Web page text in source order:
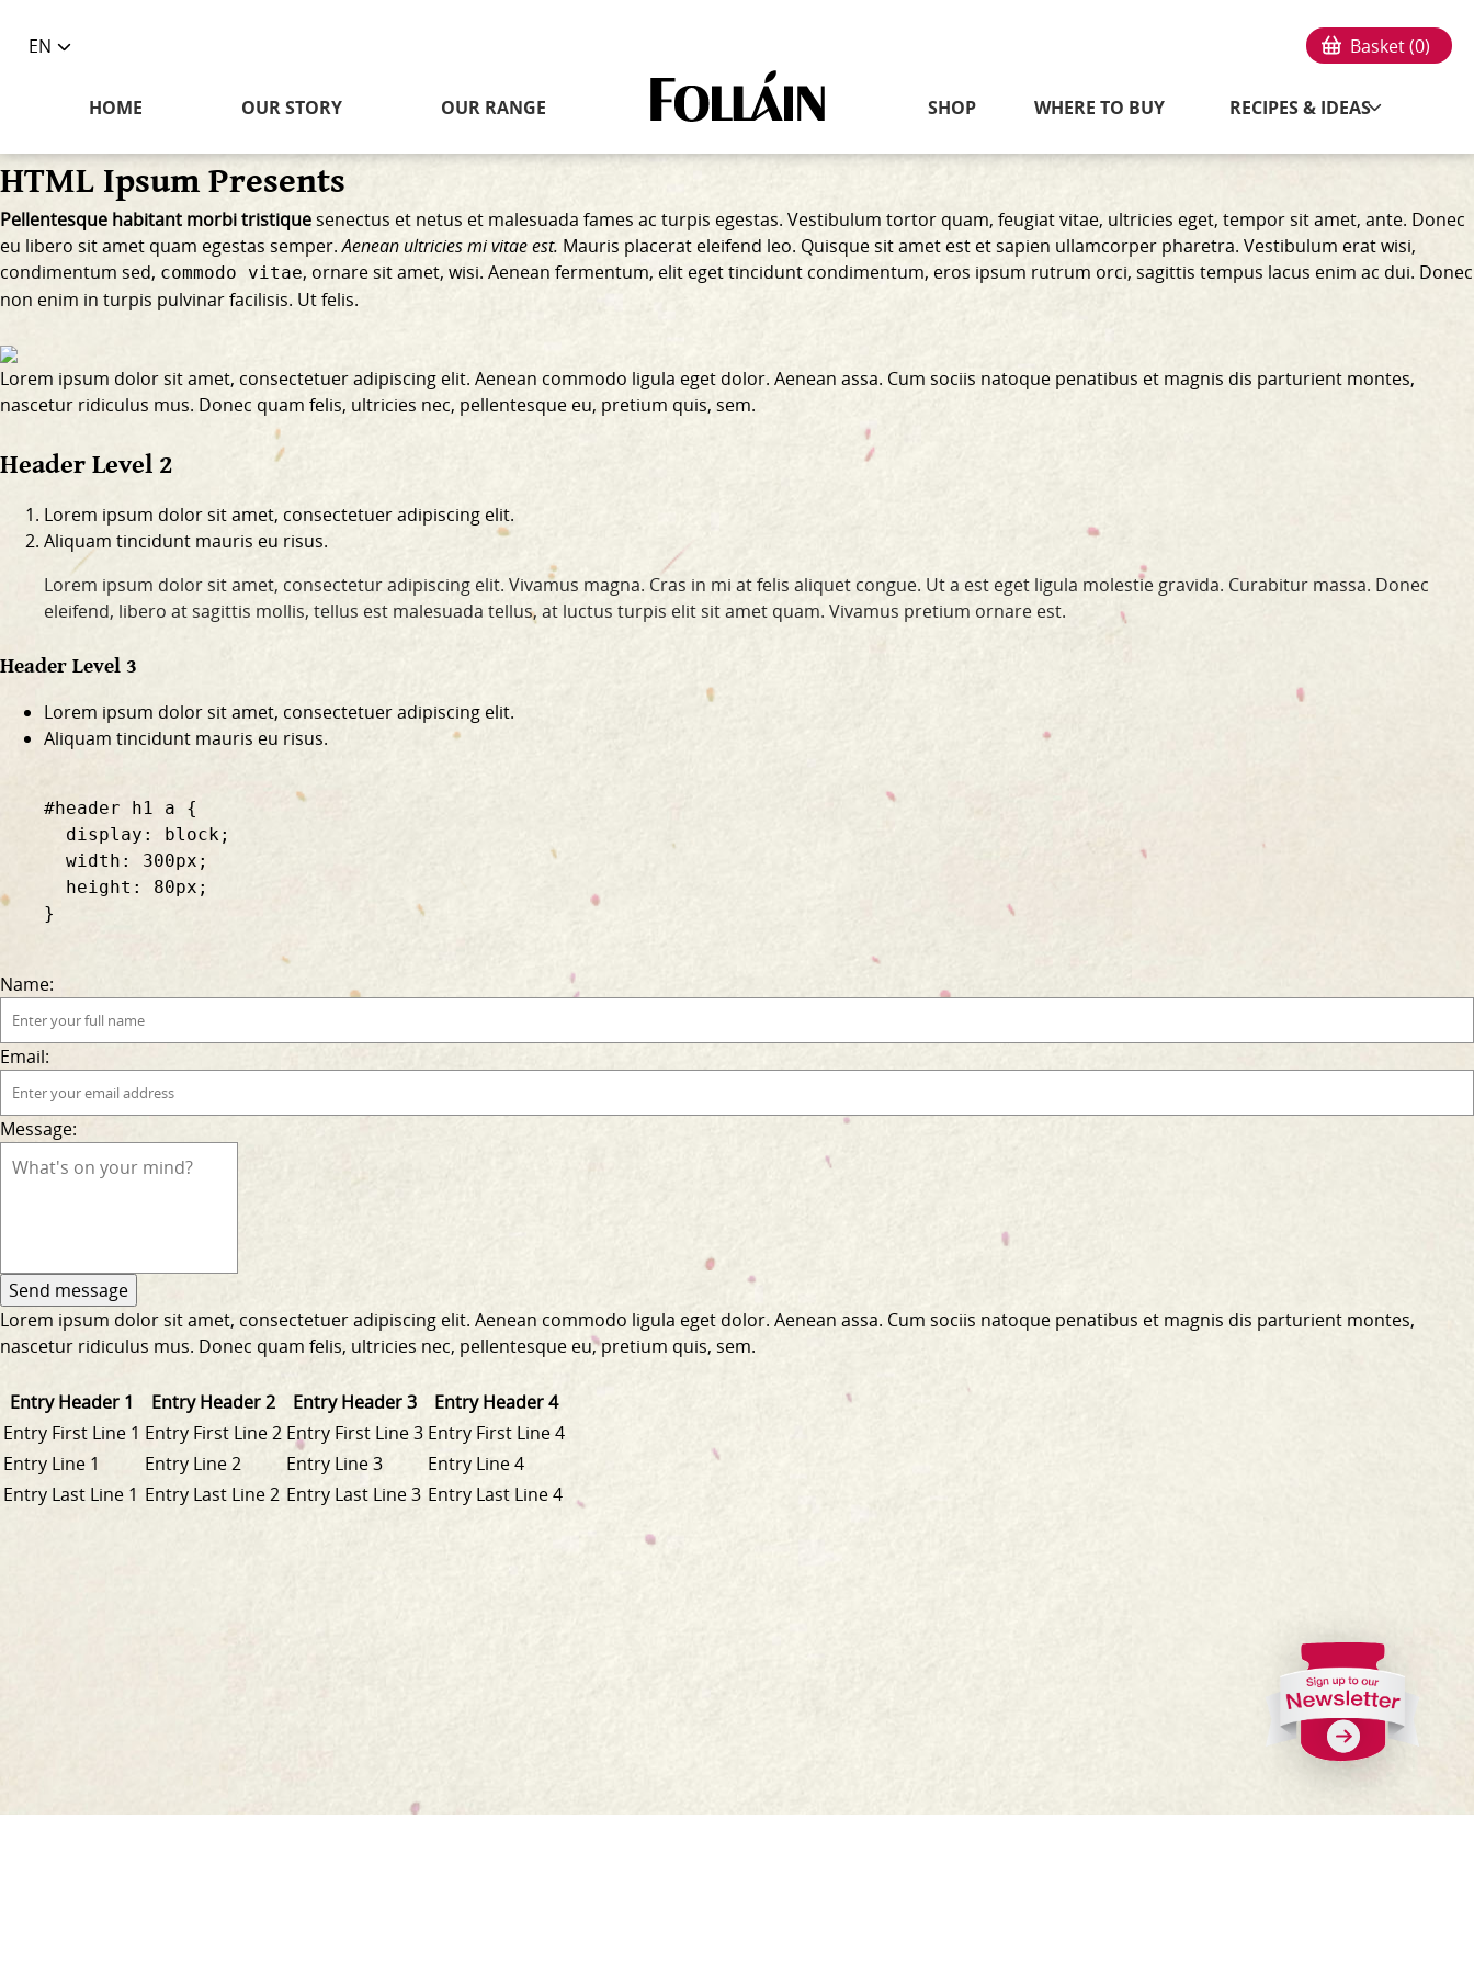
EN
language
Basket (0)
HOME OUR STORY OUR RANGE
Link
SHOP WHERE TO BUY RECIPES & IDEAS
HTML Ipsum Presents
Pellentesque habitant morbi tristiquesenectus et netus et malesuada fames ac turpis egestas. Vestibulum tortor quam, feugiat vitae, ultricies eget, tempor sit amet, ante. Donec
eu libero sit amet quam egestas semper.Aenean ultricies mi vitae est. Mauris placerat eleifend leo. Quisque sit amet est et sapien ullamcorper pharetra. Vestibulum erat wisi,
condimentum sed, commodo vitae, ornare sit amet, wisi. Aenean fermentum, elit eget tincidunt condimentum, eros ipsum rutrum orci, sagittis tempus lacus enim ac dui. Donec
non enim in turpis pulvinar facilisis. Ut felis.
Lorem ipsum dolor sit amet, consectetuer adipiscing elit. Aenean commodo ligula eget dolor. Aenean assa. Cum sociis natoque penatibus et magnis dis parturient montes,
nascetur ridiculus mus. Donec quam felis, ultricies nec, pellentesque eu, pretium quis, sem.
Header Level 2
Lorem ipsum dolor sit amet, consectetuer adipiscing elit.
Aliquam tincidunt mauris eu risus.
Lorem ipsum dolor sit amet, consectetur adipiscing elit. Vivamus magna. Cras in mi at felis aliquet congue. Ut a est eget ligula molestie gravida. Curabitur massa. Donec
eleifend, libero at sagittis mollis, tellus est malesuada tellus, at luctus turpis elit sit amet quam. Vivamus pretium ornare est.
Header Level 3
Lorem ipsum dolor sit amet, consectetuer adipiscing elit.
Aliquam tincidunt mauris eu risus.
    #header h1 a {
      display: block;
      width: 300px;
      height: 80px;
    }
Name:
Email:
Message:
Lorem ipsum dolor sit amet, consectetuer adipiscing elit. Aenean commodo ligula eget dolor. Aenean assa. Cum sociis natoque penatibus et magnis dis parturient montes,
nascetur ridiculus mus. Donec quam felis, ultricies nec, pellentesque eu, pretium quis, sem.
Entry Header 1 Entry Header 2 Entry Header 3
Entry Header 4
Entry First Line 1 Entry First Line 2 Entry First Line 3 Entry First Line 4
Entry Line 1
Entry Line 2 Entry Line 3
Entry Line 4
Entry Last Line 1 Entry Last Line 2 Entry Last Line 3 Entry Last Line 4